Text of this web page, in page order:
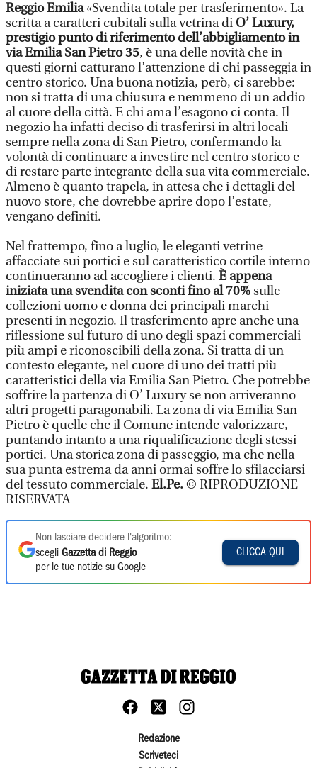
Reggio Emilia«Svendita totale per trasferimento». La
scritta a caratteri cubitali sulla vetrina di O’ Luxury,
prestigio punto di riferimento dell’abbigliamento in
via Emilia San Pietro 35, è una delle novità che in
questi giorni catturano l’attenzione di chi passeggia in
centro storico. Una buona notizia, però, ci sarebbe:
non si tratta di una chiusura e nemmeno di un addio
al cuore della città. E chi ama l’esagono ci conta. Il
negozio ha infatti deciso di trasferirsi in altri locali
sempre nella zona di San Pietro, confermando la
volontà di continuare a investire nel centro storico e
di restare parte integrante della sua vita commerciale.
Almeno è quanto trapela, in attesa che i dettagli del
nuovo store, che dovrebbe aprire dopo l’estate,
vengano definiti.
Nel frattempo, fino a luglio, le eleganti vetrine
affacciate sui portici e sul caratteristico cortile interno
continueranno ad accogliere i clienti. È appena
iniziata una svendita con sconti fino al 70%sulle
collezioni uomo e donna dei principali marchi
presenti in negozio. Il trasferimento apre anche una
riflessione sul futuro di uno degli spazi commerciali
più ampi e riconoscibili della zona. Si tratta di un
contesto elegante, nel cuore di uno dei tratti più
caratteristici della via Emilia San Pietro. Che potrebbe
soffrire la partenza di O’ Luxury se non arriveranno
altri progetti paragonabili. La zona di via Emilia San
Pietro è quelle che il Comune intende valorizzare,
puntando intanto a una riqualificazione degli stessi
portici. Una storica zona di passeggio, ma che nella
sua punta estrema da anni ormai soffre lo sfilacciarsi
del tessuto commerciale. El.Pe.© RIPRODUZIONE
RISERVATA
Non lasciare decidere l'algoritmo:
scegli Gazzetta di Reggio
per le tue notizie su Google
CLICCA QUI
Redazione
Scriveteci